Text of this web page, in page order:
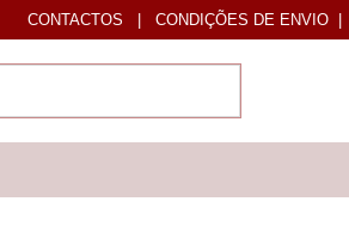
CONTACTOS | CONDIÇÕES DE ENVIO |